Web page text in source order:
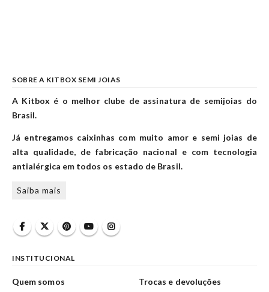
SOBRE A KITBOX SEMI JOIAS
A Kitbox é o melhor clube de assinatura de semijoias do
Brasil.
Já entregamos caixinhas com muito amor e semi joias de
alta qualidade, de fabricação nacional e com tecnologia
antialérgica em todos os estado de Brasil.
Saiba mais
INSTITUCIONAL
Quem somos
Trocas e devoluções